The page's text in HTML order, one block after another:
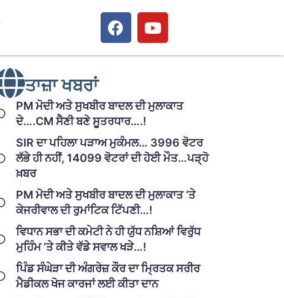
ਤਾਜ਼ਾ ਖਬਰਾਂ
PM ਮੋਦੀ ਅਤੇ ਸੁਖਬੀਰ ਬਾਦਲ ਦੀ ਮੁਲਾਕਾਤ
ਦੇ….CM ਸੈਣੀ ਬਣੇ ਸੂਤਰਧਾਰ….!
SIR ਦਾ ਪਹਿਲਾ ਪੜਾਅ ਮੁਕੰਮਲ… 3996 ਵੋਟਰ
ਲੱਭੇ ਹੀ ਨਹੀਂ, 14099 ਵੋਟਰਾਂ ਦੀ ਹੋਈ ਮੌਤ…ਪੜ੍ਹੋ
ਖ਼ਬਰ
PM ਮੋਦੀ ਅਤੇ ਸੁਖਬੀਰ ਬਾਦਲ ਦੀ ਮੁਲਾਕਾਤ ‘ਤੇ
ਕੇਜਰੀਵਾਲ ਦੀ ਰੁਮਾਂਟਿਕ ਟਿੱਪਣੀ…!
ਵਿਧਾਨ ਸਭਾ ਦੀ ਕਮੇਟੀ ਨੇ ਹੀ ਯੁੱਧ ਨਸ਼ਿਆਂ ਵਿਰੁੱਧ
ਮੁਹਿੰਮ ‘ਤੇ ਕੀਤੇ ਵੱਡੇ ਸਵਾਲ ਖੜੇ…!
ਪਿੰਡ ਸੰਘੇੜਾ ਦੀ ਅੰਗਰੇਜ਼ ਕੌਰ ਦਾ ਮ੍ਰਿਤਕ ਸਰੀਰ
ਮੈਡੀਕਲ ਖੋਜ ਕਾਰਜਾਂ ਲਈ ਕੀਤਾ ਦਾਨ